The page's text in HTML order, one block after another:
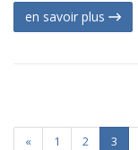
en savoir plus
« 1 2 3